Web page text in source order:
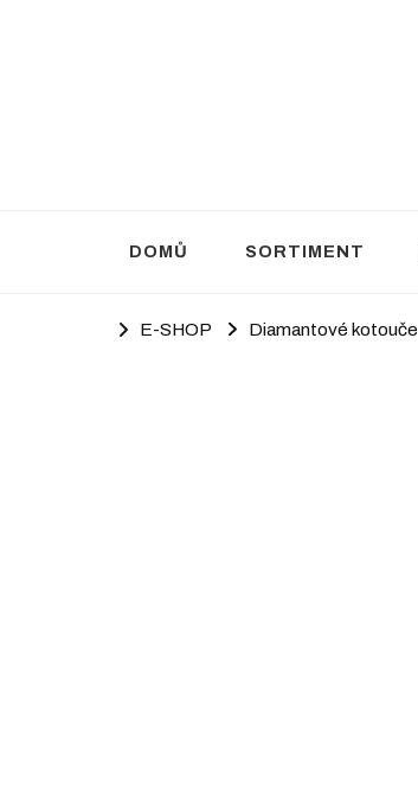
DOMŮ SORTIMENT
E-SHOP Diamantové kotouče